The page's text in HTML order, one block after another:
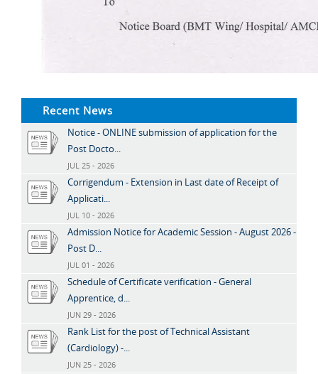
Recent News
Notice - ONLINE submission of application for the
Post Docto...
JUL 25 - 2026
Corrigendum - Extension in Last date of Receipt of
Applicati...
JUL 10 - 2026
Admission Notice for Academic Session - August 2026 -
Post D...
JUL 01 - 2026
Schedule of Certificate verification - General
Apprentice, d...
JUN 29 - 2026
Rank List for the post of Technical Assistant
(Cardiology) -...
JUN 25 - 2026